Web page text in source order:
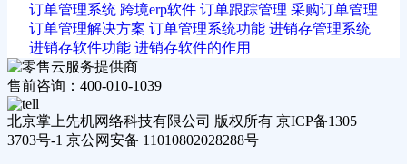
订单管理系统 跨境erp软件 订单跟踪管理 采购订单管理
订单管理解决方案 订单管理系统功能 进销存管理系统
进销存软件功能 进销存软件的作用
售前咨询：400-010-1039
北京掌上先机网络科技有限公司 版权所有 京ICP备1305
3703号-1 京公网安备 11010802028288号